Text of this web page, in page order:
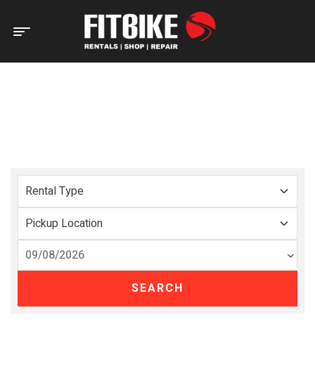
Home Page Rental Search